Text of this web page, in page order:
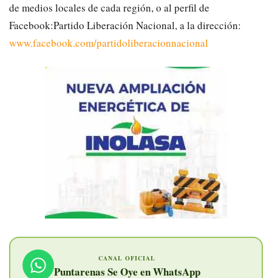
de medios locales de cadaregión, o al perfil de
Facebook:Partido Liberación Nacional,a la dirección:
www.facebook.com/partidoliberacionnacional
CANAL OFICIAL
Puntarenas Se Oye en WhatsApp